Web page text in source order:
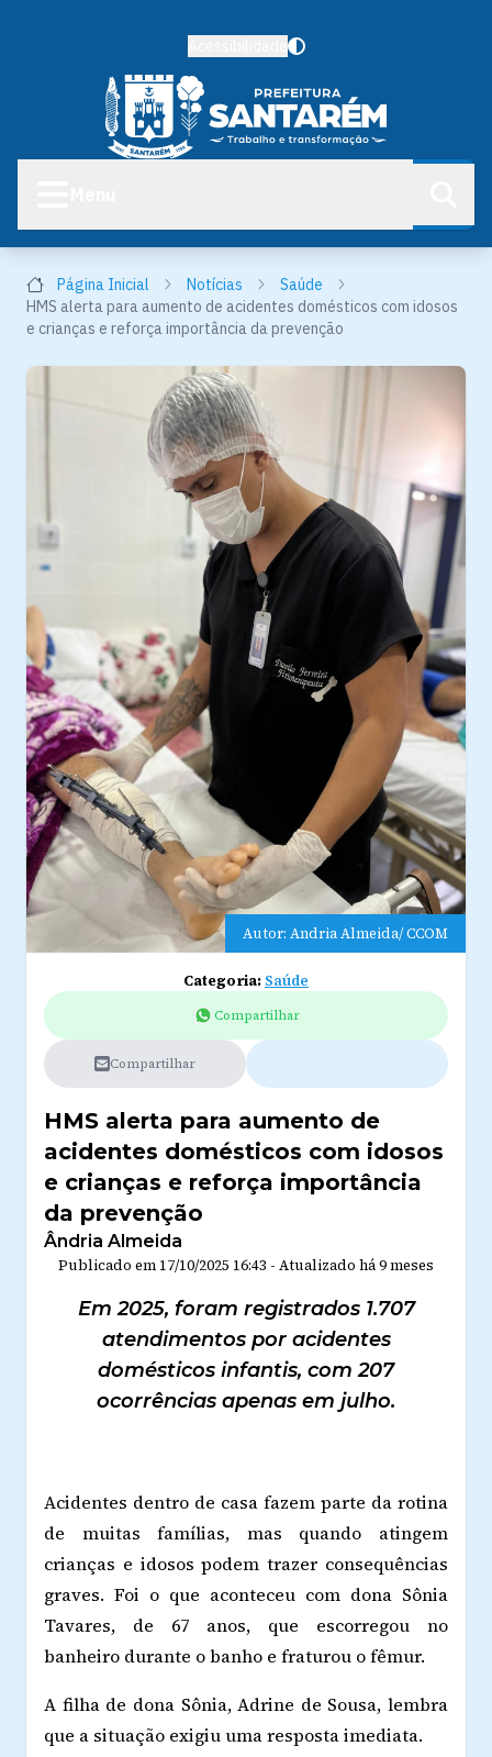
Página Inicial Notícias
Saúde
HMS alerta para aumento de acidentes domésticos com idosos
e crianças e reforça importância da prevenção
Autor: Andria Almeida/ CCOM
Categoria: Saúde
Compartilhar
Compartilhar
HMS alerta para aumento de
acidentes domésticos com idosos
e crianças e reforça importância
da prevenção
Ândria Almeida
Publicado em 17/10/2025 16:43 - Atualizado há 9 meses
Em 2025, foram registrados 1.707
atendimentos por acidentes
domésticos infantis, com 207
ocorrências apenas em julho.
Acidentes dentro de casa fazem parte da rotina
de muitas famílias, mas quando atingem
crianças e idosos podem trazer consequências
graves. Foi o que aconteceu com dona Sônia
Tavares, de 67 anos, que escorregou no
banheiro durante o banho e fraturou o fêmur.
A filha de dona Sônia, Adrine de Sousa, lembra
que a situação exigiu uma resposta imediata.